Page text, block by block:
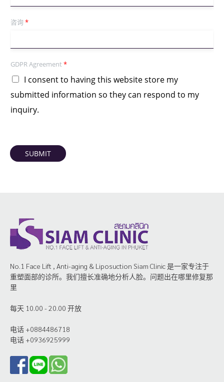
咨询 *
GDPR Agreement *
I consent to having this website store my
submitted information so they can respond to my
inquiry.
SUBMIT
No.1 Face Lift , Anti-aging & Liposuction Siam Clinic 是一家专注于
重塑面部的诊所。我们擅长准确地分析人脸。问题出在哪里修复那
里
每天 10.00 - 20.00 开放
电话 +0884486718
电话 +0936925999